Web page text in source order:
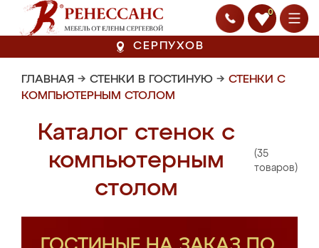
0
СЕРПУХОВ
ГЛАВНАЯ → СТЕНКИ В ГОСТИНУЮ → СТЕНКИ С
КОМПЬЮТЕРНЫМ СТОЛОМ
Каталог стенок с
компьютерным
столом
(35
товаров)